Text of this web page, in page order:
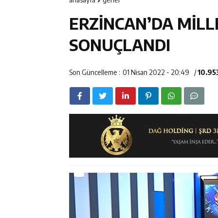
Kemah
14:22 30 İlde Deaş
14:22
14:26 Geleceğin
ERZİNCAN’DA
SONUÇLANDI
Son Güncelleme : 01 Nisan 2022 - 20:49 /